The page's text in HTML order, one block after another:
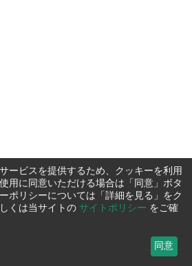
ービスを提供するため、クッキーを利用
用に同意いただける場合は「同意」ボタ
ポリシーについては「詳細を見る」をク
くは当サイトの サイトポリシー をご確
同意